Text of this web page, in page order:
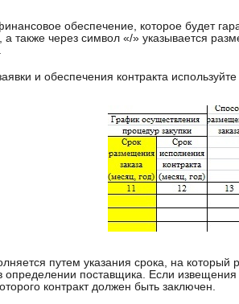
обеспечение, которое будет
а также через символ «/» указывается
и обеспечения контракта
путем указания срока, на который
определении поставщика. Если
контракт должен быть заключен.